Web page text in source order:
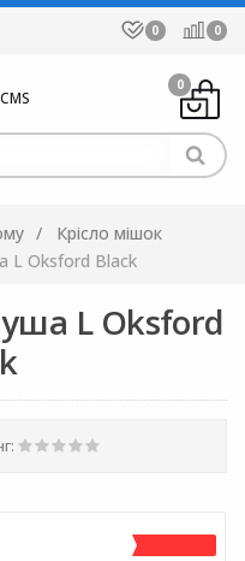
0 0
0
Крісло мішок
L Oksford Black
L Oksford